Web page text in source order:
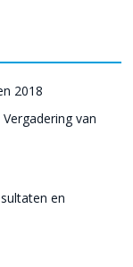
2018
van
en